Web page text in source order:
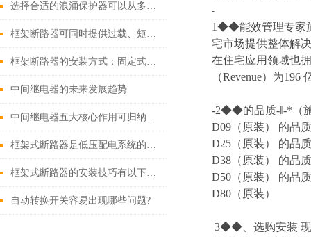
选择合适的浪涌保护器可以从多个角度探讨
框架断路器可同时提供过载、短路、漏电保护功能
框架断路器的安装方式：固定式，插入式，抽出式
中间继电器的未来发展趋势
中间继电器五大核心作用可归纳如下
框架式断路器是低压配电系统的核心保护设备
框架式断路器的安装技巧有以下这些
自动转换开关容易出现哪些问题?
-
1◆◆能效管理专家
宅市场提供整体解
在住宅应用领域也
（Revenue）为
-2◆◆的品质-‖-*（
D09（原装） 的品
D25（原装） 的品
D38（原装） 的品
D50（原装） 的品
D80（原装）
3◆◆、选购安装 现